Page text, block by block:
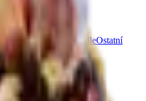
mandle Sladké mandleOstatní
Další kategorie